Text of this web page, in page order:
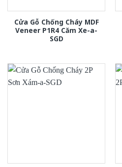
Cửa Gỗ Chống Cháy MDF
Veneer P1R4 Căm Xe-a-
SGD